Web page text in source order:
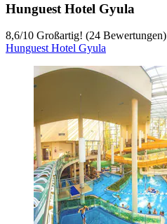
Hunguest Hotel Gyula
8,6/10 Großartig! (24 Bewertungen)
Hunguest Hotel Gyula